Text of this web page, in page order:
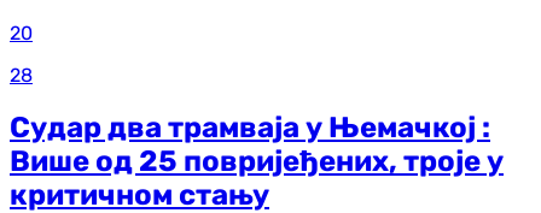
20
28
Судар два трамваја у Њемачкој :
Више од 25 повријеђених, троје у
критичном стању